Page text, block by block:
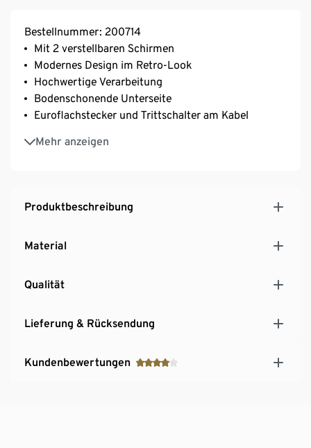
Bestellnummer: 200714
Mit 2 verstellbaren Schirmen
Modernes Design im Retro-Look
Hochwertige Verarbeitung
Bodenschonende Unterseite
Euroflachstecker und Trittschalter am Kabel
Mehr anzeigen
Aus schwarz lackiertem Metall
Produktbeschreibung
Material
Qualität
Lieferung & Rücksendung
Kundenbewertungen